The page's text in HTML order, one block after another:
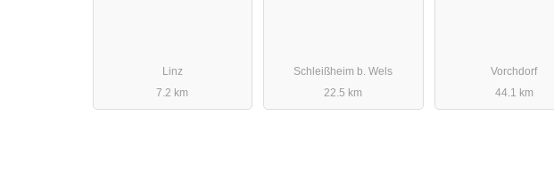
Linz
7.2 km
Schleißheim b. Wels
22.5 km
Vorchdorf
44.1 km